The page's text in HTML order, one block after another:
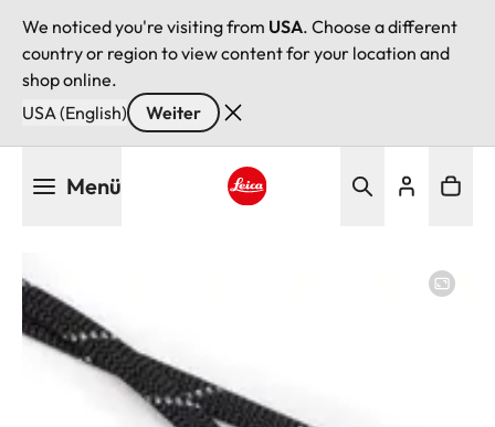
We noticed you're visiting from USA. Choose a different
country or region to view content for your location and
shop online.
USA (English)
Weiter
Menü